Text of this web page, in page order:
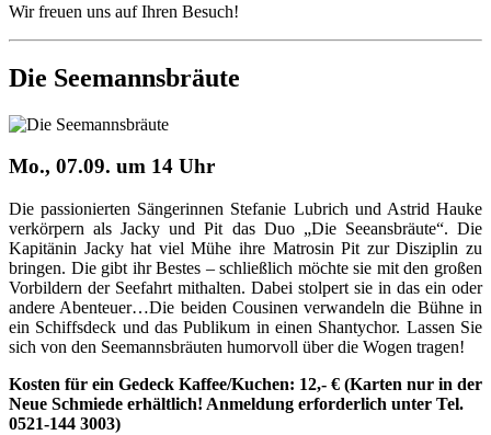
Wir freuen uns auf Ihren Besuch!
Die Seemannsbräute
Mo., 07.09. um 14 Uhr
Die passionierten Sängerinnen Stefanie Lubrich und Astrid Hauke
verkörpern als Jacky und Pit das Duo „Die Seeansbräute“. Die
Kapitänin Jacky hat viel Mühe ihre Matrosin Pit zur Disziplin zu
bringen. Die gibt ihr Bestes – schließlich möchte sie mit den großen
Vorbildern der Seefahrt mithalten. Dabei stolpert sie in das ein oder
andere Abenteuer…Die beiden Cou­si­nen verwandeln die Bühne in
ein Schiffsdeck und das Publikum in einen Shantychor. Lassen Sie
sich von den Seemannsbräuten humorvoll über die Wogen tragen!
Kosten für ein Gedeck Kaffee/Kuchen: 12,- € (Karten nur in der
Neue Schmiede erhältlich! Anmeldung erforderlich unter Tel.
0521-144 3003)